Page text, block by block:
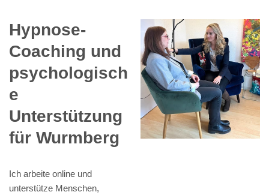
Hypnose-
Coaching und
psychologisch
e
Unterstützung
für Wurmberg
Ich arbeite online und
unterstütze Menschen,